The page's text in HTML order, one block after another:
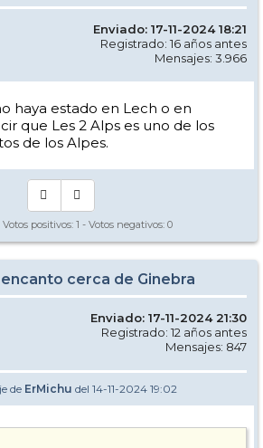
Enviado: 17-11-2024 18:21
Registrado: 16 años antes
Mensajes: 3.966
haya estado en Lech o en
que Les 2 Alps es uno de los
de los Alpes.
Votos positivos: 1 - Votos negativos: 0
cerca de Ginebra
Enviado: 17-11-2024 21:30
Registrado: 12 años antes
Mensajes: 847
de ErMichu del 14-11-2024 19:02